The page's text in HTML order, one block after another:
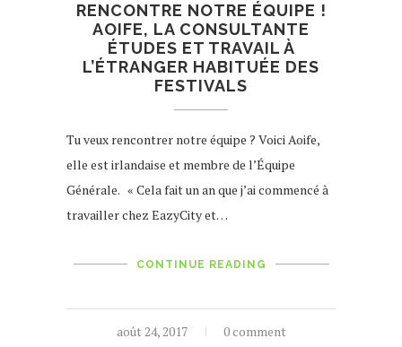
RENCONTRE NOTRE ÉQUIPE !
AOIFE, LA CONSULTANTE
ÉTUDES ET TRAVAIL À
L’ÉTRANGER HABITUÉE DES
FESTIVALS
Tu veux rencontrer notre équipe ? Voici Aoife,
elle est irlandaise et membre de l’Équipe
Générale. « Cela fait un an que j’ai commencé à
travailler chez EazyCity et…
CONTINUE READING
août 24, 2017 0 comment